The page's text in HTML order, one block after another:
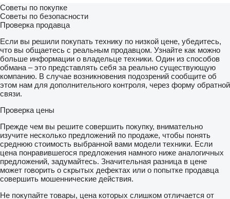
Советы по покупке
Советы по безопасности
Проверка продавца
Если вы решили покупать технику по низкой цене, убедитесь,
что вы общаетесь с реальным продавцом. Узнайте как можно
больше информации о владельце техники. Один из способов
обмана – это представлять себя за реально существующую
компанию. В случае возникновения подозрений сообщите об
этом нам для дополнительного контроля, через форму обратной
связи.
Проверка цены
Прежде чем вы решите совершить покупку, внимательно
изучите несколько предложений по продаже, чтобы понять
среднюю стоимость выбранной вами модели техники. Если
цена понравившегося предложения намного ниже аналогичных
предложений, задумайтесь. Значительная разница в цене
может говорить о скрытых дефектах или о попытке продавца
совершить мошеннические действия.
Не покупайте товары, цена которых слишком отличается от